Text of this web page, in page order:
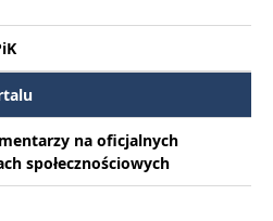
na oficjalnych
społecznościowych